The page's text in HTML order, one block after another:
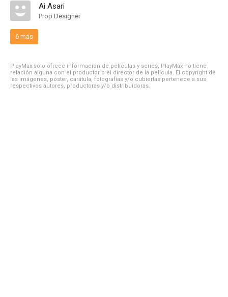
Ai Asari
Prop Designer
6 más
PlayMax solo ofrece información de películas y series, PlayMax no tiene
relación alguna con el productor o el director de la película. El copyright de
las imágenes, póster, carátula, fotografías y/o cubiertas pertenece a sus
respectivos autores, productoras y/o distribuidoras.